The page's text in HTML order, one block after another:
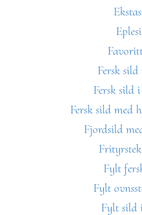
Fersk
Fersk sild
Fersk sild med
Fjordsild
Fylt
Fylt
Fylt sild